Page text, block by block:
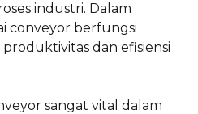
industri. Dalam
conveyor berfungsi
dan efisiensi
sangat vital dalam